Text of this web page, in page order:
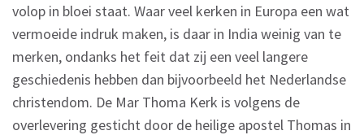
volop in bloei staat. Waar veel kerken in Europa een wat
vermoeide indruk maken, is daar in India weinig van te
merken, ondanks het feit dat zij een veel langere
geschiedenis hebben dan bijvoorbeeld het Nederlandse
christendom. De Mar Thoma Kerk is volgens de
overlevering gesticht door de heilige apostel Thomas in